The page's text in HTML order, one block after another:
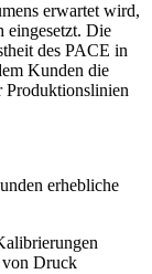
erwartet wird,
eingesetzt. Die
des PACE in
Kunden die
Produktionslinien
erhebliche
von Druck